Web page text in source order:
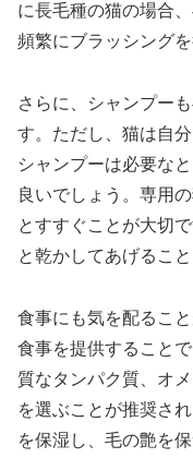
に長毛種の猫の場合
頻繁にブラッシングを
さらに、シャンプー
す。ただし、猫は自
シャンプーは必要な
良いでしょう。専用
とすすぐことが大切
と乾かしてあげること
食事にも気を配るこ
食事を提供すること
質なタンパク質、オ
を選ぶことが推奨さ
を保湿し、毛の艶を